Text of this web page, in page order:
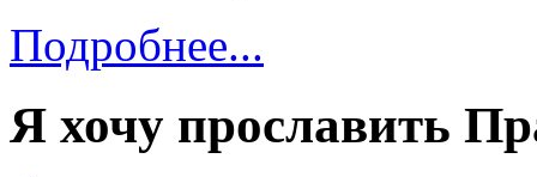
Подробнее...
Я хочу прославить